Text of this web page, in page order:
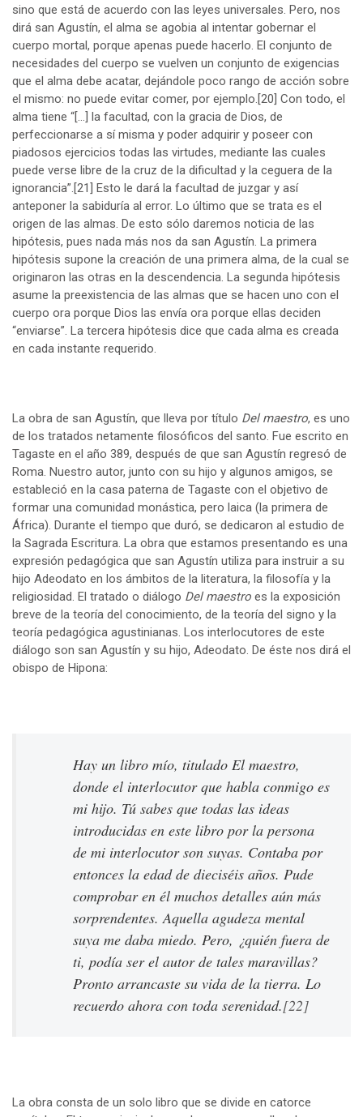
sino que está de acuerdo con las leyes universales. Pero, nos
dirá san Agustín, el alma se agobia al intentar gobernar el
cuerpo mortal, porque apenas puede hacerlo. El conjunto de
necesidades del cuerpo se vuelven un conjunto de exigencias
que el alma debe acatar, dejándole poco rango de acción sobre
el mismo: no puede evitar comer, por ejemplo.[20] Con todo, el
alma tiene “[…] la facultad, con la gracia de Dios, de
perfeccionarse a sí misma y poder adquirir y poseer con
piadosos ejercicios todas las virtudes, mediante las cuales
puede verse libre de la cruz de la dificultad y la ceguera de la
ignorancia”.[21] Esto le dará la facultad de juzgar y así
anteponer la sabiduría al error. Lo último que se trata es el
origen de las almas. De esto sólo daremos noticia de las
hipótesis, pues nada más nos da san Agustín. La primera
hipótesis supone la creación de una primera alma, de la cual se
originaron las otras en la descendencia. La segunda hipótesis
asume la preexistencia de las almas que se hacen uno con el
cuerpo ora porque Dios las envía ora porque ellas deciden
“enviarse”. La tercera hipótesis dice que cada alma es creada
en cada instante requerido.
La obra de san Agustín, que lleva por título Del maestro, es uno
de los tratados netamente filosóficos del santo. Fue escrito en
Tagaste en el año 389, después de que san Agustín regresó de
Roma. Nuestro autor, junto con su hijo y algunos amigos, se
estableció en la casa paterna de Tagaste con el objetivo de
formar una comunidad monástica, pero laica (la primera de
África). Durante el tiempo que duró, se dedicaron al estudio de
la Sagrada Escritura. La obra que estamos presentando es una
expresión pedagógica que san Agustín utiliza para instruir a su
hijo Adeodato en los ámbitos de la literatura, la filosofía y la
religiosidad. El tratado o diálogo Del maestro es la exposición
breve de la teoría del conocimiento, de la teoría del signo y la
teoría pedagógica agustinianas. Los interlocutores de este
diálogo son san Agustín y su hijo, Adeodato. De éste nos dirá el
obispo de Hipona:
Hay un libro mío, titulado El maestro,
donde el interlocutor que habla conmigo es
mi hijo. Tú sabes que todas las ideas
introducidas en este libro por la persona
de mi interlocutor son suyas. Contaba por
entonces la edad de dieciséis años. Pude
comprobar en él muchos detalles aún más
sorprendentes. Aquella agudeza mental
suya me daba miedo. Pero, ¿quién fuera de
ti, podía ser el autor de tales maravillas?
Pronto arrancaste su vida de la tierra. Lo
recuerdo ahora con toda serenidad.[22]
La obra consta de un solo libro que se divide en catorce